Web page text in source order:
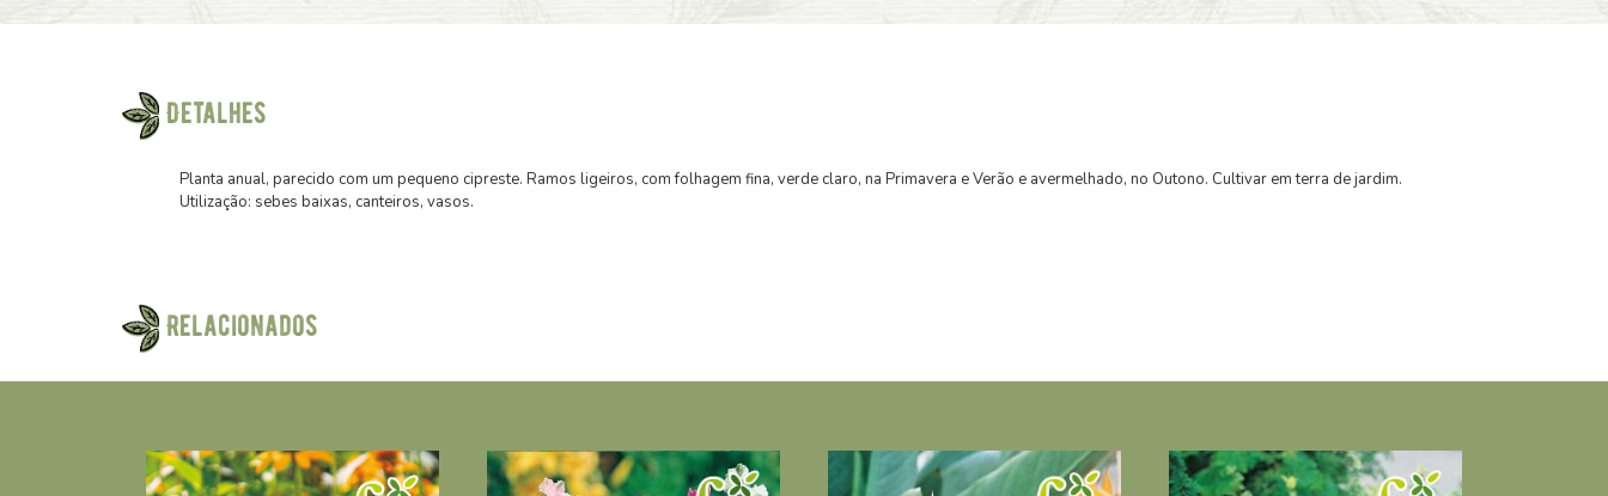
Detalhes
Planta anual, parecido com um pequeno cipreste. Ramos ligeiros, com folhagem fina, verde claro, na Primavera e Verão e avermelhado, no Outono. Cultivar em terra de jardim.
Utilização: sebes baixas, canteiros, vasos.
Relacionados